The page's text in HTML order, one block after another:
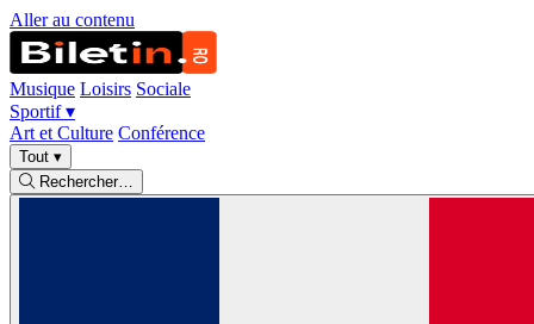
Aller au contenu
Musique Loisirs Sociale
Sportif▾
Art et Culture Conférence
Tout ▾
Rechercher…